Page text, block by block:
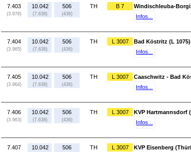
7.403
(3.978)
10.042
(7.638)
506
(436)
TH B 7
Windischleuba-
Infos...
7.404
(3.965)
10.042
(7.638)
506
(436)
TH L 3007
Bad Köstritz (L
Infos...
7.405
(3.964)
10.042
(7.638)
506
(436)
TH L 3007
Caaschwitz - Bad
Infos...
7.406
(3.963)
10.042
(7.638)
506
(436)
TH L 3007
KVP Hartmannsdorf
Infos...
7.407 10.042 506 TH L 3007
KVP Eisenberg